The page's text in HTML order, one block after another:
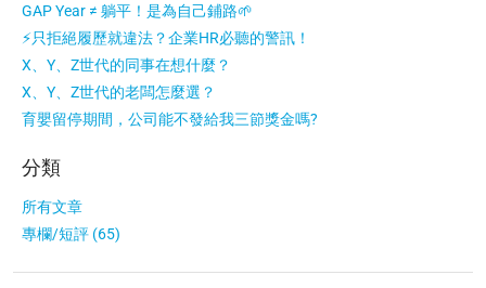
GAP Year ≠ 躺平！是為自己鋪路🌱
⚡只拒絕履歷就違法？企業HR必聽的警訊！
X、Y、Z世代的同事在想什麼？
X、Y、Z世代的老闆怎麼選？
育嬰留停期間，公司能不發給我三節獎金嗎?
分類
所有文章
專欄/短評 (65)